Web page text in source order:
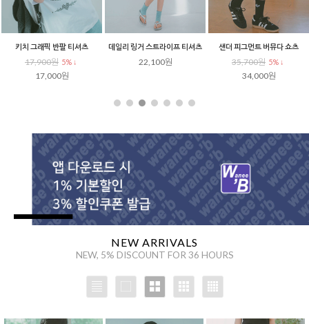
통해
골지 헨리넥 반팔티셔츠
21,400원 5% ↓
20,400원
배색 스트라이프 레귤러핏 반팔
17,900원 5% ↓
시그널 스트라이프 오버핏 티셔츠
17,900원 5% ↓
17,000원
NEW ARRIVALS
NEW, 5% DISCOUNT FOR 36 HOURS